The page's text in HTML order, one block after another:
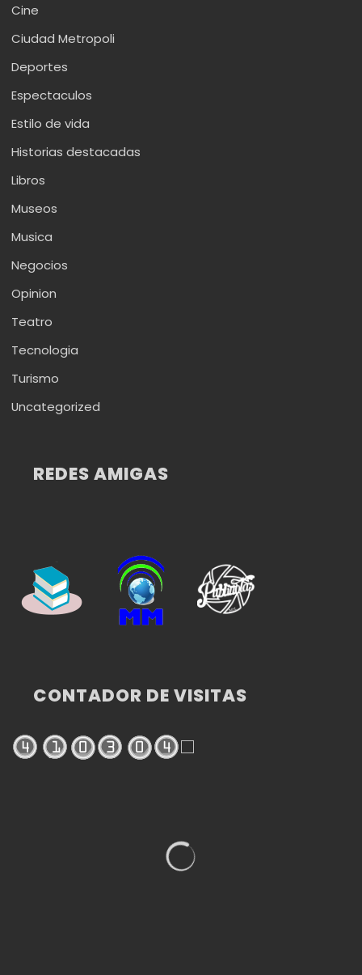
Cine
Ciudad Metropoli
Deportes
Espectaculos
Estilo de vida
Historias destacadas
Libros
Museos
Musica
Negocios
Opinion
Teatro
Tecnologia
Turismo
Uncategorized
REDES AMIGAS
CONTADOR DE VISITAS